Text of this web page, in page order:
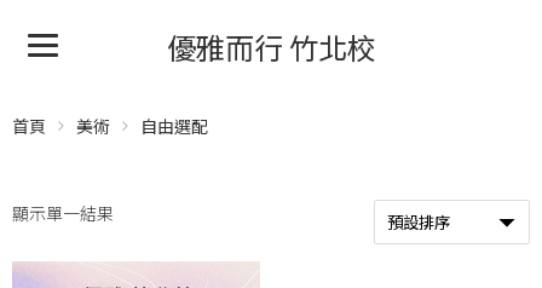
優雅而行 竹北校
首頁 美術 自由選配
顯示單一結果